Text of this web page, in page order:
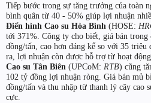
Tiếp bước trong sự tăng trưởng của toàn
bình quân từ 40 - 50% giúp lợi nhuận
Điển hình Cao su Hòa Bình (HOSE:
tới 371%. Công ty cho biết, giá bán
đồng/tấn, cao hơn đáng kể so với 35
ra, lợi nhuận còn được hỗ trợ từ hoạt
Cao su Tân Biên (UPCoM: RTB) cũng
102 tỷ đồng lợi nhuận ròng. Giá bán mủ
đồng/tấn và thu nhập từ thanh lý cây cao
cực.